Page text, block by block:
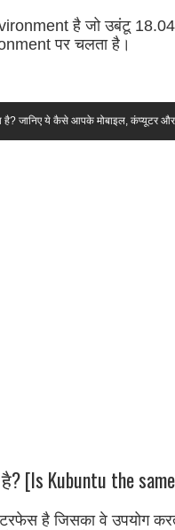
है जो उबंटू
पर चलता है।
जानिए ये कैसे आपके मोबाइल, कंप्यूटर और
[Is Kubuntu the
है जिसका वे उपयोग